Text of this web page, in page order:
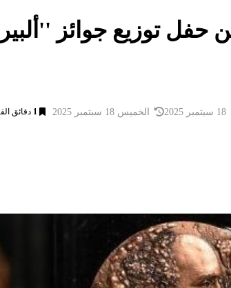
حفل توزيع جوائز
الخميس 18 سبتمبر 2025 1 دقائق